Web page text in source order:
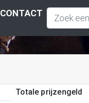
CONTACT
Totale prijzengeld